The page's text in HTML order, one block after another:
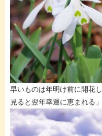
早いものは年明け前に開花
見ると翌年幸運に恵まれる